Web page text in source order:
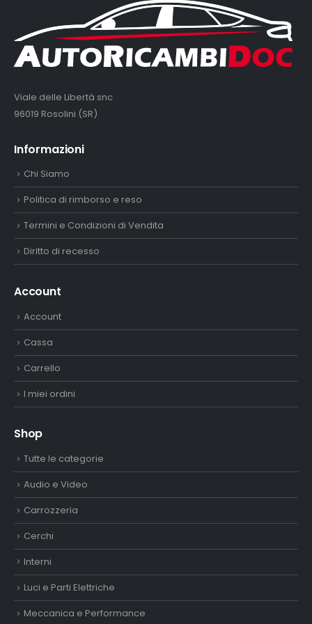
Viale delle Libertà snc
96019 Rosolini (SR)
Informazioni
Chi Siamo
Politica di rimborso e reso
Termini e Condizioni di Vendita
Diritto di recesso
Account
Account
Cassa
Carrello
I miei ordini
Shop
Tutte le categorie
Audio e Video
Carrozzeria
Cerchi
Interni
Luci e Parti Elettriche
Meccanica e Performance